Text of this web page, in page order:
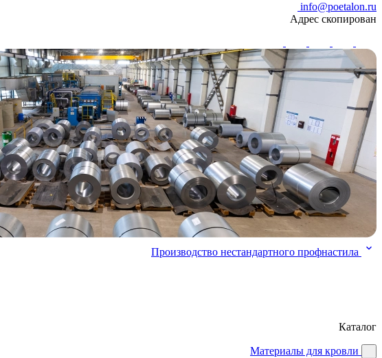
info@poetalon.ru
Адрес скопирован
Производство нестандартного профнастила
Каталог
Материалы для кровли